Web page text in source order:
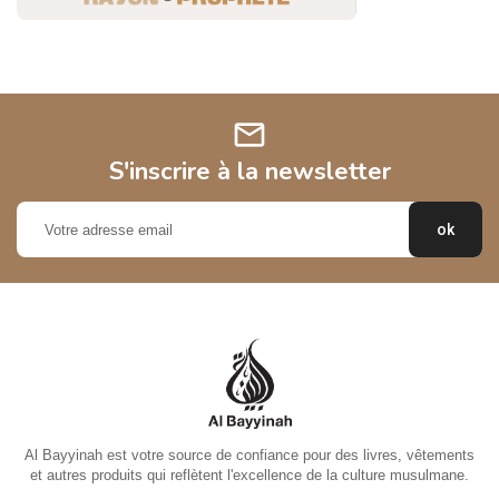
mail
S'inscrire à la newsletter
Al Bayyinah est votre source de confiance pour des livres, vêtements
et autres produits qui reflètent l'excellence de la culture musulmane.